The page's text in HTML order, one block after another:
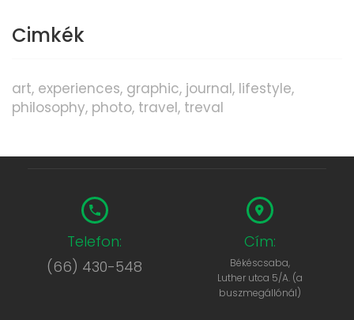
Cimkék
art experiences graphic journal lifestyle
philosophy photo travel treval
Telefon:
(66) 430-548
Cím:
Békéscsaba,
Luther utca 5/A. (a
buszmegállónál)